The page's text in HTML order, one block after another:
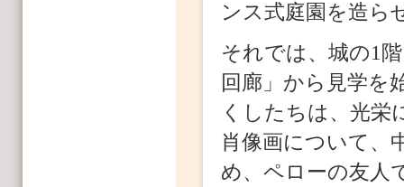
ンス式庭園を造ら
それでは、城の1
回廊」から見学を
くしたちは、光栄
肖像画について、
め、ペローの友人